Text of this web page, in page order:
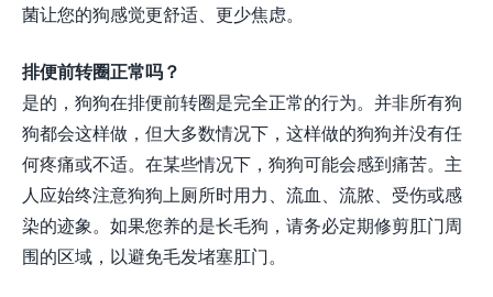
菌让您的狗感觉更舒适、更少焦虑。
排便前转圈正常吗？
是的，狗狗在排便前转圈是完全正常的行为。并非所有狗
狗都会这样做，但大多数情况下，这样做的狗狗并没有任
何疼痛或不适。在某些情况下，狗狗可能会感到痛苦。主
人应始终注意狗狗上厕所时用力、流血、流脓、受伤或感
染的迹象。如果您养的是长毛狗，请务必定期修剪肛门周
围的区域，以避免毛发堵塞肛门。